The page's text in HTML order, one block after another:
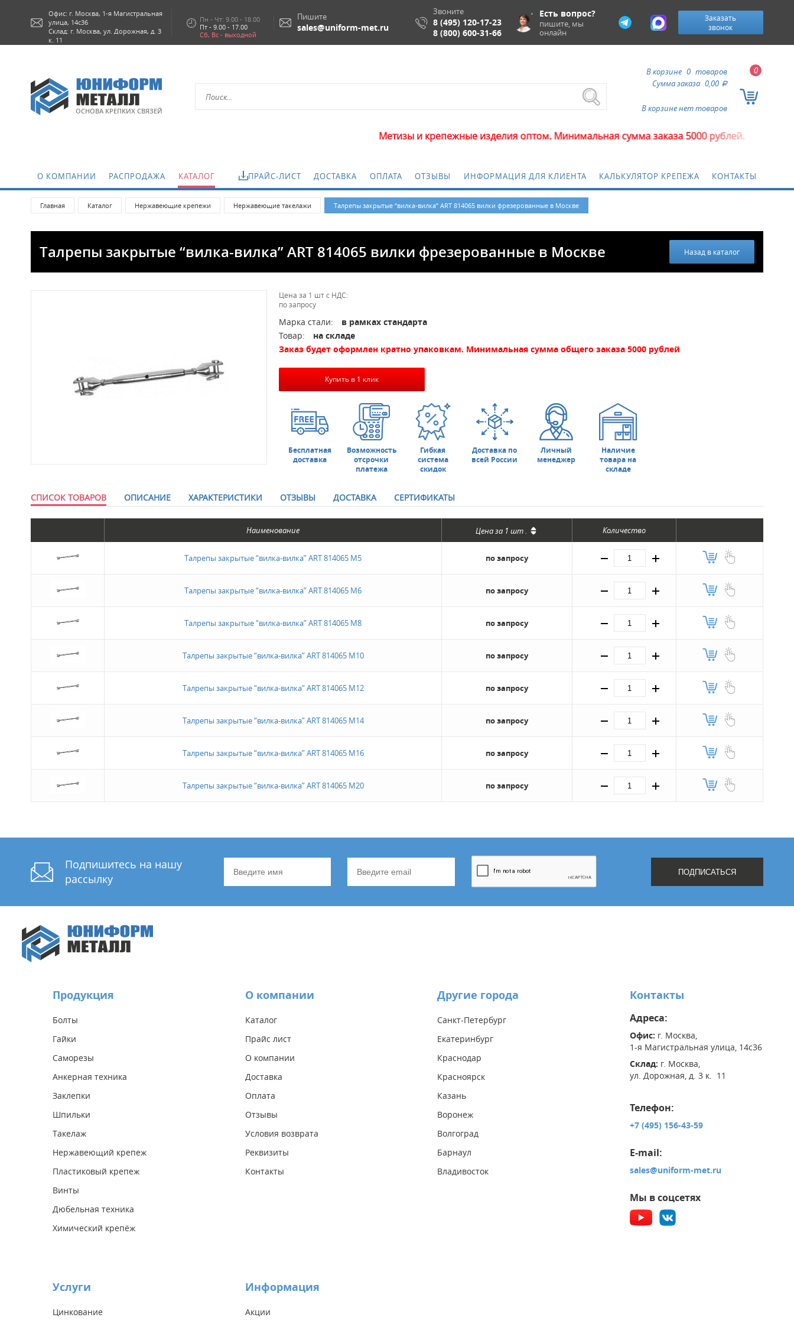
Есть вопрос?
пишите, мы
онлайн
Офис: г. Москва, 1-я Магистральная
улица, 14с36
Склад: г. Москва, ул. Дорожная, д. 3
к. 11
Пн - Чт: 9.00 - 18.00
Пт - 9.00 - 17.00
Сб, Вс - выходной
Пишите
sales@uniform-met.ru
Звоните
8 (495) 120-17-23
8 (800) 600-31-66
Заказать
звонок
ОСНОВА КРЕПКИХ СВЯЗЕЙ
0
В корзине 0 товаров
Сумма заказа 0,00 a
В корзине нет товаров
Метизы и крепежные изделия оптом. Минимальная сумма заказа 5000 рублей.
О КОМПАНИИ РАСПРОДАЖА КАТАЛОГ ПРАЙС-ЛИСТ ДОСТАВКА ОПЛАТА ОТЗЫВЫ ИНФОРМАЦИЯ ДЛЯ КЛИЕНТА КАЛЬКУЛЯТОР КРЕПЕЖА КОНТАКТЫ
Главная Каталог Нержавеющие крепежи Нержавеющие такелажи Талрепы закрытые “вилка-вилка” ART 814065 вилки фрезерованные в Москве
Талрепы закрытые “вилка-вилка” ART 814065 вилки фрезерованные в Москве Назад в каталог
Цена за 1 шт с НДС:
по запросу
Марка стали:
в рамках стандарта
Товар:
на складе
Заказ будет оформлен кратно упаковкам. Минимальная сумма общего заказа 5000 рублей
Купить в 1 клик
Бесплатная
доставка
Возможность
отсрочки
платежа
Гибкая
система
скидок
Доставка по
всей России
Личный
менеджер
Наличие
товара на
складе
СПИСОК ТОВАРОВ ОПИСАНИЕ ХАРАКТЕРИСТИКИ ОТЗЫВЫ ДОСТАВКА СЕРТИФИКАТЫ
Наименование Цена за 1 шт. Количество
Талрепы закрытые “вилка-вилка” ART 814065 M5 по запросу
Талрепы закрытые “вилка-вилка” ART 814065 M6 по запросу
Талрепы закрытые “вилка-вилка” ART 814065 M8 по запросу
Талрепы закрытые “вилка-вилка” ART 814065 M10 по запросу
Талрепы закрытые “вилка-вилка” ART 814065 M12 по запросу
Талрепы закрытые “вилка-вилка” ART 814065 M14 по запросу
Талрепы закрытые “вилка-вилка” ART 814065 M16 по запросу
Талрепы закрытые “вилка-вилка” ART 814065 M20 по запросу
Подпишитесь на нашу
рассылку
Продукция
Болты
Гайки
Саморезы
Анкерная техника
Заклепки
Шпильки
Такелаж
Нержавеющий крепеж
Пластиковый крепеж
Винты
Дюбельная техника
Химический крепёж
Услуги
Цинкование
О компании
Каталог
Прайс лист
О компании
Доставка
Оплата
Отзывы
Условия возврата
Реквизиты
Контакты
Информация
Акции
Другие города
Санкт-Петербург
Екатеринбург
Краснодар
Красноярск
Казань
Воронеж
Волгоград
Барнаул
Владивосток
Контакты
Адреса:
Офис: г. Москва,
1-я Магистральная улица, 14с36
Склад: г. Москва,
ул. Дорожная, д. 3 к. 11
Телефон:
+7 (495) 156-43-59
E-mail:
sales@uniform-met.ru
Мы в соцсетях